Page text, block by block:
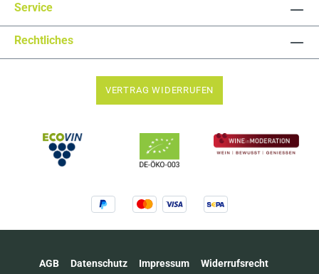
Service
Rechtliches
VERTRAG WIDERRUFEN
AGB Datenschutz Impressum Widerrufsrecht